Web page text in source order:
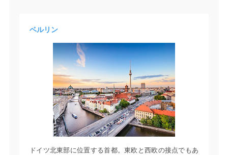
ベルリン
ドイツ北東部に位置する首都。東欧と西欧の接点でもあ